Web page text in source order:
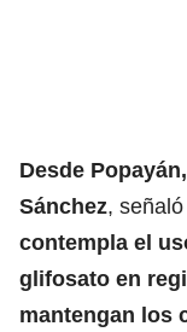
Desde
Sánchez,
contempla el
glifosato en
mantengan los